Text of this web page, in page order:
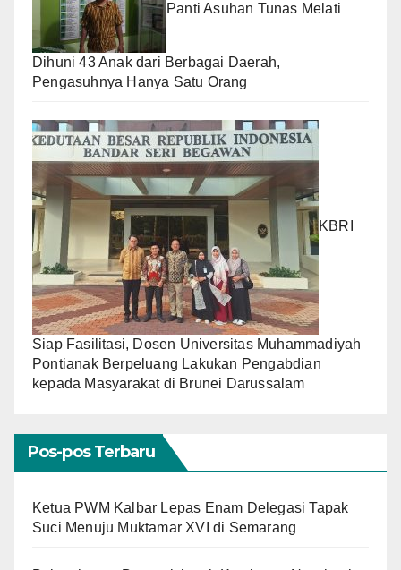
Panti Asuhan Tunas Melati
Dihuni 43 Anak dari Berbagai Daerah,
Pengasuhnya Hanya Satu Orang
KBRI
Siap Fasilitasi, Dosen Universitas Muhammadiyah
Pontianak Berpeluang Lakukan Pengabdian
kepada Masyarakat di Brunei Darussalam
Pos-pos Terbaru
Ketua PWM Kalbar Lepas Enam Delegasi Tapak
Suci Menuju Muktamar XVI di Semarang